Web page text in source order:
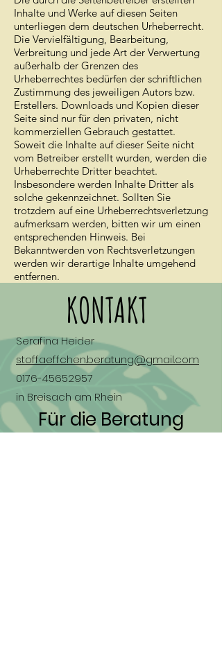
Inhalte und Werke auf diesen Seiten
unterliegen dem deutschen Urheberrecht.
Die Vervielfältigung, Bearbeitung,
Verbreitung und jede Art der Verwertung
außerhalb der Grenzen des
Urheberrechtes bedürfen der schriftlichen
Zustimmung des jeweiligen Autors bzw.
Erstellers. Downloads und Kopien dieser
Seite sind nur für den privaten, nicht
kommerziellen Gebrauch gestattet.
Soweit die Inhalte auf dieser Seite nicht
vom Betreiber erstellt wurden, werden die
Urheberrechte Dritter beachtet.
Insbesondere werden Inhalte Dritter als
solche gekennzeichnet. Sollten Sie
trotzdem auf eine Urheberrechtsverletzung
aufmerksam werden, bitten wir um einen
entsprechenden Hinweis. Bei
Bekanntwerden von Rechtsverletzungen
werden wir derartige Inhalte umgehend
entfernen.
KONTAKT
Serafina Heider
stoffaeffchen.beratung@gmail.com
0176-45652957
in Breisach am Rhein
Für die Beratung